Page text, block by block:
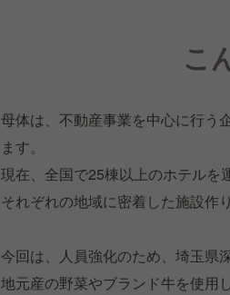
こ
母体は、不動産事業を中心に行う
ます。
現在、全国で25棟以上のホテルを
それぞれの地域に密着した施設作
今回は、人員強化のため、埼玉県
地元産の野菜やブランド牛を使用